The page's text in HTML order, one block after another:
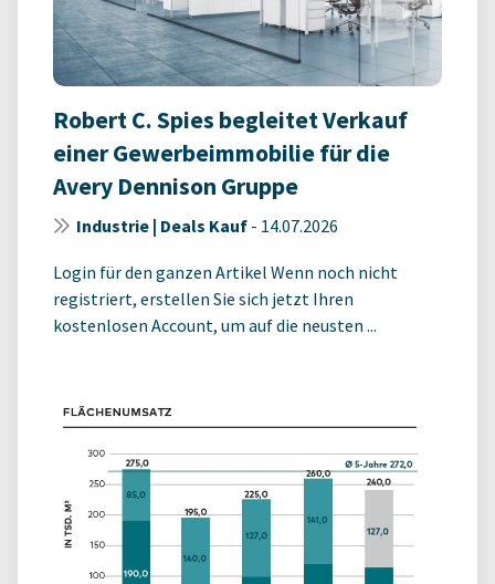
Robert C. Spies begleitet Verkauf
einer Gewerbeimmobilie für die
Avery Dennison Gruppe
Industrie | Deals Kauf - 14.07.2026
Login für den ganzen Artikel Wenn noch nicht
registriert, erstellen Sie sich jetzt Ihren
kostenlosen Account, um auf die neusten ...